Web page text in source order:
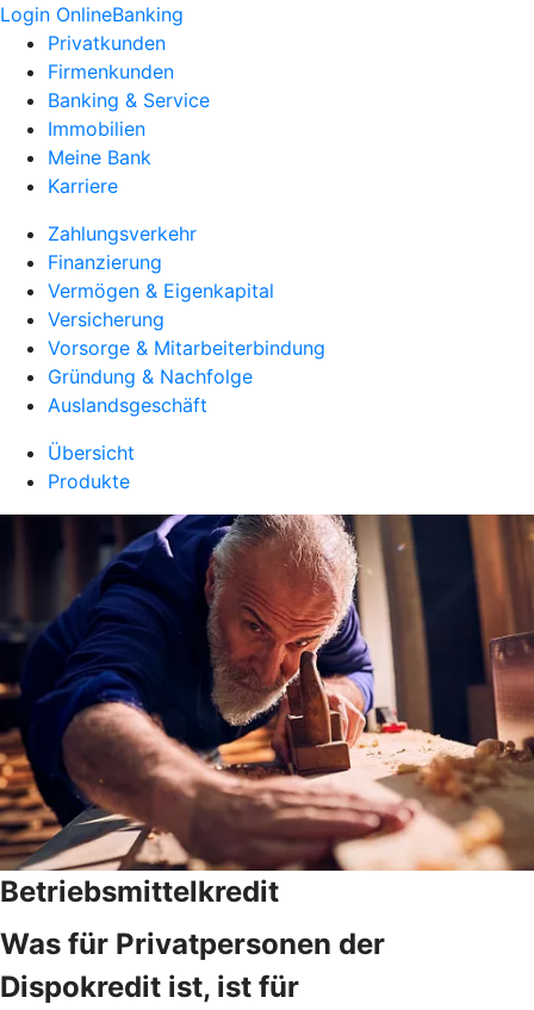
Login OnlineBanking
Privatkunden
Firmenkunden
Banking & Service
Immobilien
Meine Bank
Karriere
Zahlungsverkehr
Finanzierung
Vermögen & Eigenkapital
Versicherung
Vorsorge & Mitarbeiterbindung
Gründung & Nachfolge
Auslandsgeschäft
Übersicht
Produkte
Betriebsmittelkredit
Was für Privatpersonen der
Dispokredit ist, ist für